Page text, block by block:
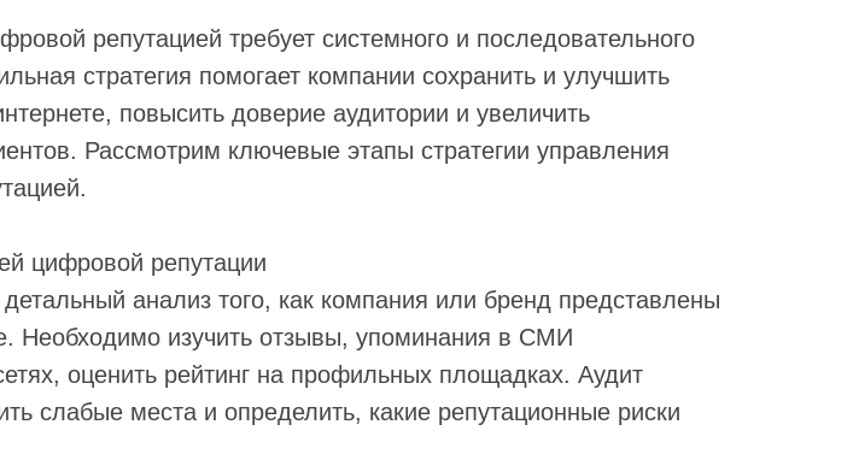
репутацией требует системного и последовательного
стратегия помогает компании сохранить и улучшить
повысить доверие аудитории и увеличить
Рассмотрим ключевые этапы стратегии управления
цифровой репутации
анализ того, как компания или бренд представлены
Необходимо изучить отзывы, упоминания в СМИ
оценить рейтинг на профильных площадках. Аудит
слабые места и определить, какие репутационные риски